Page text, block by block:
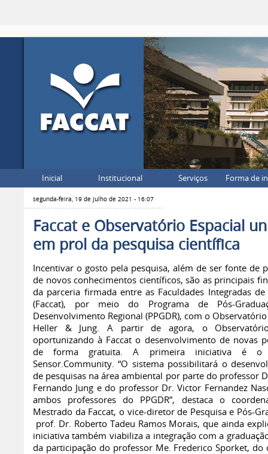
Inicial Institucional Serviços Forma de
segunda-feira, 19 de julho de 2021 - 16:07
Faccat e Observatório Espacial
em prol da pesquisa científica
Incentivar o gosto pela pesquisa, além de ser fonte de
de novos conhecimentos científicos, são as principais
da parceria firmada entre as Faculdades Integradas de
(Faccat), por meio do Programa de Pós-
Desenvolvimento Regional (PPGDR), com o Observatório
Heller & Jung. A partir de agora, o
oportunizando à Faccat o desenvolvimento de novas
de forma gratuita. A primeira iniciativa é o
Sensor.Community. “O sistema possibilitará o
de pesquisas na área ambiental por parte do professor
Fernando Jung e do professor Dr. Victor Fernandez
ambos professores do PPGDR”, destaca o
Mestrado da Faccat, o vice-diretor de Pesquisa e Pós-
prof. Dr. Roberto Tadeu Ramos Morais, que ainda
iniciativa também viabiliza a integração com a
da participação do professor Me. Frederico Sporket, do